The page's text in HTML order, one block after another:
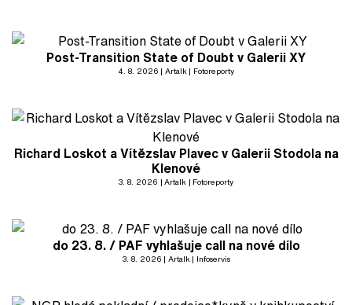
Post-Transition State of Doubt v Galerii XY
4. 8. 2026 Artalk Fotoreporty
Richard Loskot a Vítězslav Plavec v Galerii Stodola na
Klenové
3. 8. 2026 Artalk Fotoreporty
do 23. 8. / PAF vyhlašuje call na nové dílo
3. 8. 2026 Artalk Infoservis